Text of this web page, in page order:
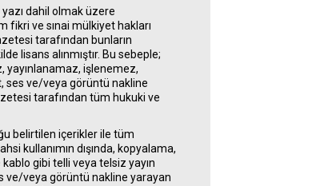
dahil olmak üzere
ve sınai mülkiyet hakları
tarafından bunların
lisans alınmıştır. Bu sebeple;
yayınlanamaz, işlenemez,
ses ve/veya görüntü nakline
tarafından tüm hukuki ve
belirtilen içerikler ile tüm
kullanımın dışında, kopyalama,
gibi telli veya telsiz yayın
ve/veya görüntü nakline yarayan